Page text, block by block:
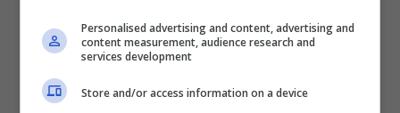
comunque contenuto, inferiore ai 25.000
euro. Tuttavia, questo modello diventerà, in
ogni caso, il più costoso della gamma del
Personalised advertising and content, advertising and
content measurement, audience research and
services development
Store and/or access information on a device